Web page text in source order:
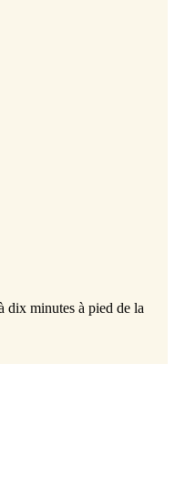
dix minutes à pied de la